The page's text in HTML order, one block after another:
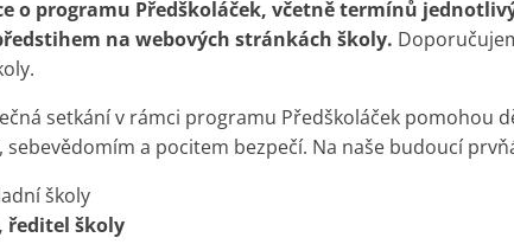
o programu Předškoláček, včetně termínů
na webových stránkách školy.
setkání v rámci programu Předškoláček pomohou
a pocitem bezpečí. Na naše budoucí
školy
ředitel školy